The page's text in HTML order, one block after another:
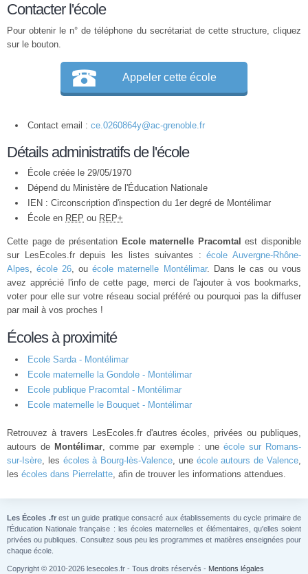
Contacter l'école
Pour obtenir le n° de téléphone du secrétariat de cette structure, cliquez
sur le bouton.
Appeler cette école
Contact email : ce.0260864y@ac-grenoble.fr
Détails administratifs de l'école
École créée le 29/05/1970
Dépend du Ministère de l'Éducation Nationale
IEN : Circonscription d'inspection du 1er degré de Montélimar
École en REP ou REP+
Cette page de présentation Ecole maternelle Pracomtal est disponible
sur LesEcoles.fr depuis les listes suivantes :école Auvergne-Rhône-
Alpes,école 26, ouécole maternelle Montélimar. Dans le cas ou vous
avez apprécié l'info de cette page, merci de l'ajouter à vos bookmarks,
voter pour elle sur votre réseau social préféré ou pourquoi pas la diffuser
par mail à vos proches !
Écoles à proximité
Ecole Sarda - Montélimar
Ecole maternelle la Gondole - Montélimar
Ecole publique Pracomtal - Montélimar
Ecole maternelle le Bouquet - Montélimar
Retrouvez à travers LesEcoles.fr d'autres écoles, privées ou publiques,
autours de Montélimar, comme par exemple : une école sur Romans-
sur-Isère, les écoles à Bourg-lès-Valence, une école autours de Valence,
les écoles dans Pierrelatte, afin de trouver les informations attendues.
Les Écoles .frest un guide pratique consacré aux établissements du cycle primaire de
l'Éducation Nationale française : les écoles maternelles et élémentaires, qu'elles soient
privées ou publiques. Consultez sous peu les programmes et matières enseignées pour
chaque école.
Copyright © 2010-2026 lesecoles.fr - Tous droits réservés - Mentions légales